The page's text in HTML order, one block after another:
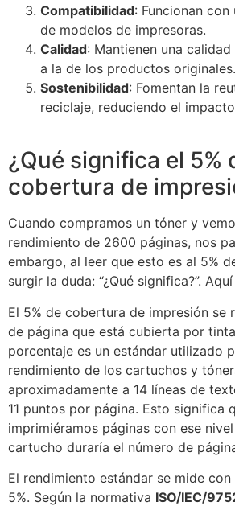
Compatibilidad: Funcionan
de modelos de impresoras.
Calidad: Mantienen una
a la de los productos originales.
Sostenibilidad: Fomentan la
reciclaje, reduciendo el
¿Qué significa el 5%
cobertura de
Cuando compramos un tóner y
rendimiento de 2600 páginas, nos
embargo, al leer que esto es al 5%
surgir la duda: “¿Qué significa?”.
El 5% de cobertura de impresión se
de página que está cubierta por
porcentaje es un estándar utilizado
rendimiento de los cartuchos y
aproximadamente a 14 líneas de
11 puntos por página. Esto significa
imprimiéramos páginas con ese
cartucho duraría el número de
El rendimiento estándar se mide
5%. Según la normativa ISO/IEC/